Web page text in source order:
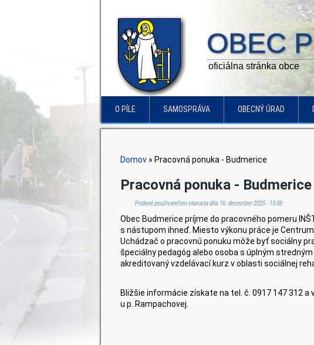
OBEC
oficiálna stránka obce
O PÍLE SAMOSPRÁVA OBECNÝ ÚRAD
Nachádzate sa tu
Domov » Pracovná ponuka - Budmerice
Pracovná ponuka - Budmerice
Pridané používateľomstarostadňa 16. december 2025 - 15:08
Obec Budmerice príjme do pracovného pomeru
s nástupom ihneď. Miesto výkonu práce je
Uchádzač o pracovnú ponuku môže byť sociálny
špeciálny pedagóg alebo osoba s úplným
akreditovaný vzdelávací kurz v oblasti sociálnej
Bližšie informácie získate na tel. č. 0917 147 312
u p. Rampachovej.